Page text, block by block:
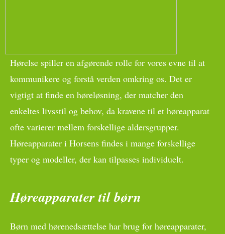
Hørelse spiller en afgørende rolle for vores evne til at
kommunikere og forstå verden omkring os. Det er
vigtigt at finde en høreløsning, der matcher den
enkeltes livsstil og behov, da kravene til et høreapparat
ofte varierer mellem forskellige aldersgrupper.
Høreapparater i Horsens findes i mange forskellige
typer og modeller, der kan tilpasses individuelt.
Høreapparater til børn
Børn med hørenedsættelse har brug for høreapparater,